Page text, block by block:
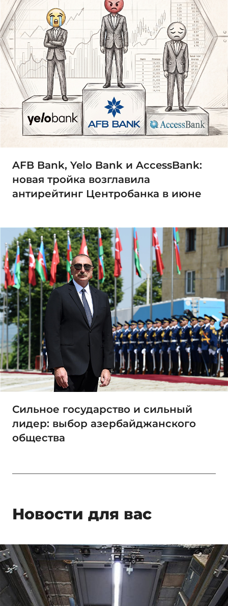
AFB Bank, Yelo Bank и AccessBank:
новая тройка возглавила
антирейтинг Центробанка в июне
Сильное государство и сильный
лидер: выбор азербайджанского
общества
Новости для вас